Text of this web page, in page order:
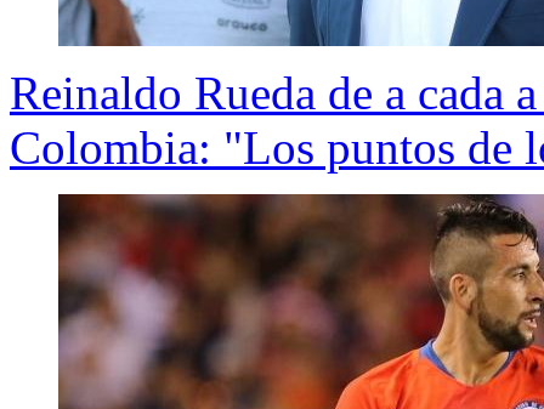
Reinaldo Rueda de a cada
Colombia: "Los puntos de